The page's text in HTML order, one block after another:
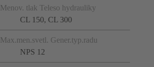
Menov. tlak Teleso hydrauliky
CL 150, CL 300
Max.men.svetl. Gener.typ.radu
NPS 12